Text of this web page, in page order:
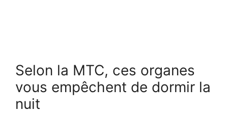
Selon la MTC, ces organes
vous empêchent de dormir la
nuit